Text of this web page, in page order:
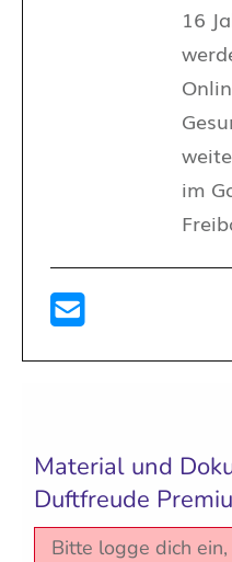
16
im
Material und
Duftfreude
Bitte logge dich